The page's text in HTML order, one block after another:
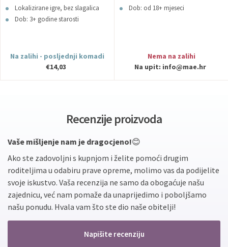
Lokalizirane igre, bez slagalica
Dob: 3+ godine starosti
Na zalihi - posljednji komadi
€14,03
Dob: od 18+ mjeseci
Nema na zalihi
Na upit: info@mae.hr
Recenzije proizvoda
Vaše mišljenje nam je dragocjeno!😊
Ako ste zadovoljni s kupnjom i želite pomoći drugim
roditeljima u odabiru prave opreme, molimo vas da podijelite
svoje iskustvo. Vaša recenzija ne samo da obogaćuje našu
zajednicu, već nam pomaže da unaprijedimo i poboljšamo
našu ponudu. Hvala vam što ste dio naše obitelji!
Napišite recenziju